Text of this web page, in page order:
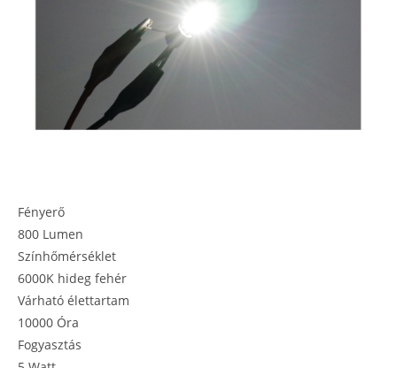
Fényerő
800 Lumen
Színhőmérséklet
6000K hideg fehér
Várható élettartam
10000 Óra
Fogyasztás